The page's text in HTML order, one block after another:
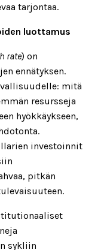
tarjontaa.
luottamus
rate) on
ennätyksen.
mitä
resursseja
hyökkäykseen,
investoinnit
pitkän
sykliin